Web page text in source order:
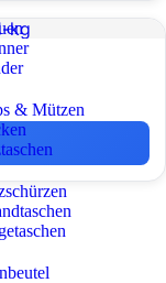
& Mützen